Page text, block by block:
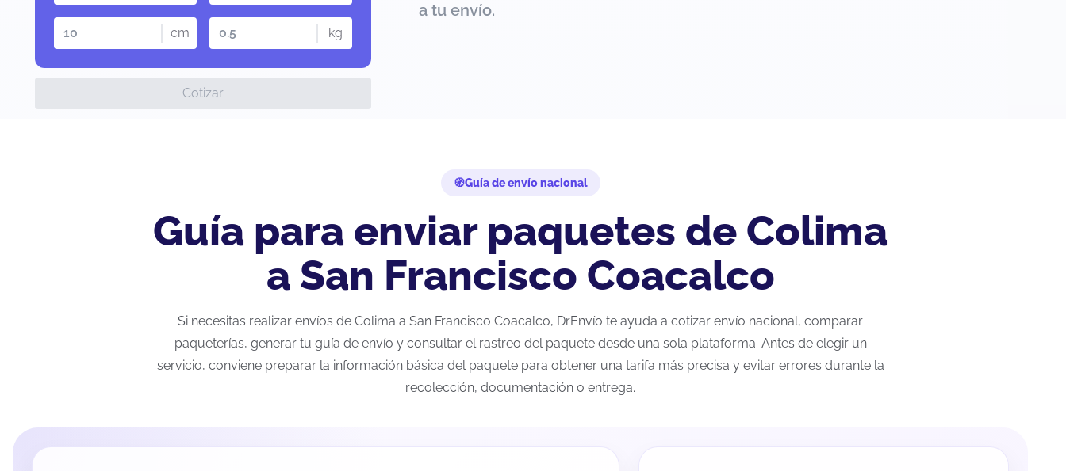
cm kg
Cotizar
a tu envío.
Guía de envío nacional
Guía para enviar paquetes de Colima
a San Francisco Coacalco
Si necesitas realizar envíos de Colima a San Francisco Coacalco, DrEnvío te ayuda a cotizar envío nacional, comparar
paqueterías, generar tu guía de envío y consultar el rastreo del paquete desde una sola plataforma. Antes de elegir un
servicio, conviene preparar la información básica del paquete para obtener una tarifa más precisa y evitar errores durante la
recolección, documentación o entrega.